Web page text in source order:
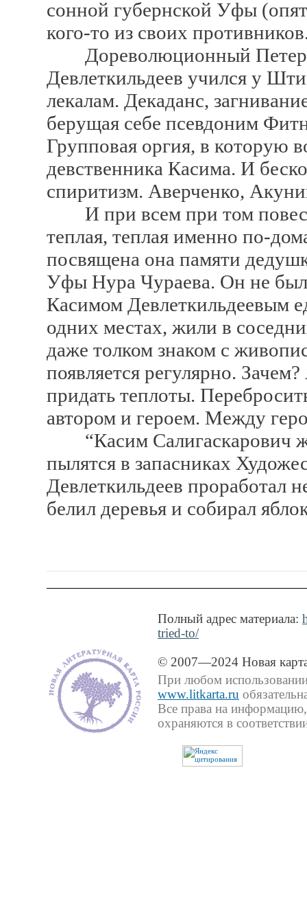
сонной губернской Уфы
кого-то из своих
Дореволюционный
Девлеткильдеев учился у
лекалам. Декаданс,
берущая себе псевдоним
Групповая оргия, в которую
девственника Касима. И
спиритизм. Аверченко,
И при всем при том
теплая, теплая именно по-
посвящена она памяти
Уфы Нура Чураева. Он не
Касимом Девлеткильдеевым
одних местах, жили в
даже толком знаком с
появляется регулярно.
придать теплоты.
автором и героем. Между
“Касим Салигаскарович
пылятся в запасниках
Девлеткильдеев проработал
белил деревья и собирал
Полный адрес материала:
tried-to/
© 2007—2024 Новая
При любом использовании
www.litkarta.ru
Все права на
охраняются в